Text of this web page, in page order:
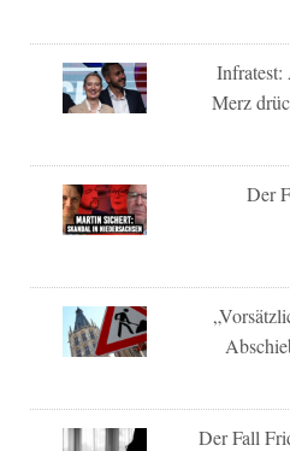
Merz
Der
Der Fall